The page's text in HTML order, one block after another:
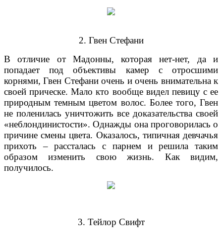
2. Гвен Стефани
В отличие от Мадонны, которая нет-нет, да и
попадает под объективы камер с отросшими
корнями, Гвен Стефани очень и очень внимательна к
своей прическе. Мало кто вообще видел певицу с ее
природным темным цветом волос. Более того, Гвен
не поленилась уничтожить все доказательства своей
«неблондинистости». Однажды она проговорилась о
причине смены цвета. Оказалось, типичная девчачья
прихоть – рассталась с парнем и решила таким
образом изменить свою жизнь. Как видим,
получилось.
3. Тейлор Свифт